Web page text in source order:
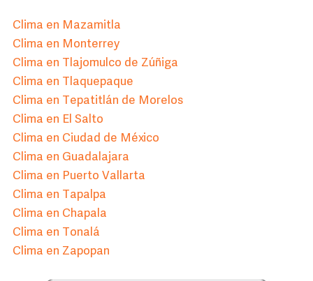
Clima en Mazamitla
Clima en Monterrey
Clima en Tlajomulco de Zúñiga
Clima en Tlaquepaque
Clima en Tepatitlán de Morelos
Clima en El Salto
Clima en Ciudad de México
Clima en Guadalajara
Clima en Puerto Vallarta
Clima en Tapalpa
Clima en Chapala
Clima en Tonalá
Clima en Zapopan